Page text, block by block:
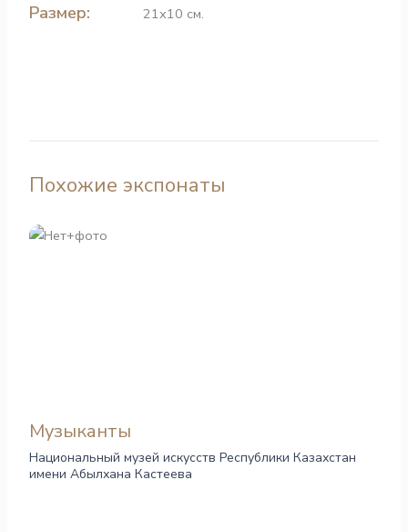
Размер: 21х10 см.
Похожие экспонаты
Музыканты
Национальный музей искусств Республики Казахстан
имени Абылхана Кастеева